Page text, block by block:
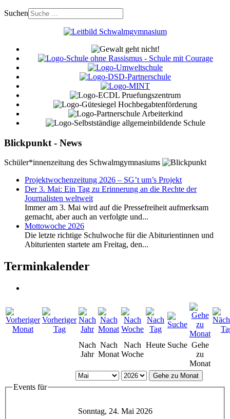
Suchen
Blickpunkt - News
Schüler*innenzeitung des Schwalmgymnasiums
Projektwochenzeitung 2026 – SG’t um’s Projekt
Der 3. Mai: Ein Tag zu Erinnerung an die Rechte der
Journalisten weltweit
Immer am 3. Mai wird auf die Pressefreiheit aufmerksam
gemacht, aber auch an verfolgte und...
Mottowoche 2026
Die letzte richtige Schulwoche für die Abiturientinnen und
Abiturienten startete am Freitag, den...
Terminkalender
Nach
Jahr
Nach
Monat
Nach
Woche
Heute Suche Gehe
zu
Monat
Gehe zu Monat
Events für
Sonntag, 24. Mai 2026